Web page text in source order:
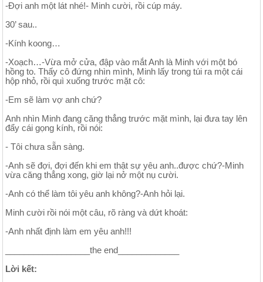
-Đợi anh một lát nhé!- Minh cười, rồi cúp máy.
30’ sau..
-Kính koong…
-Xoạch…-Vừa mở cửa, đập vào mắt Anh là Minh với một bó
hồng to. Thấy cô đứng nhìn mình, Minh lấy trong túi ra một cái
hộp nhỏ, rồi quì xuống trước mặt cô:
-Em sẽ làm vợ anh chứ?
Anh nhìn Minh đang căng thẳng trước mặt mình, lại đưa tay lên
đẩy cái gọng kính, rồi nói:
- Tôi chưa sẵn sàng.
-Anh sẽ đợi, đợi đến khi em thật sự yêu anh..được chứ?-Minh
vừa căng thẳng xong, giờ lại nở một nụ cười.
-Anh có thể làm tôi yêu anh không?-Anh hỏi lại.
Minh cười rồi nói một câu, rõ ràng và dứt khoát:
-Anh nhất định làm em yêu anh!!!
__________________the end_____________
Lời kết: